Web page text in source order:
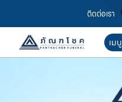
ติดต่อเรา
เมนู